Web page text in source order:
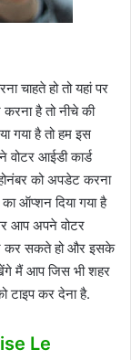
चाहते हो तो यहां पर
है तो नीचे की
गया है तो हम इस
आईडी कार्ड
को अपडेट करना
ऑप्शन दिया गया है
आप अपने वोटर
कर सकते हो और इसके
मैं आप जिस भी शहर
टाइप कर देना है.
Le